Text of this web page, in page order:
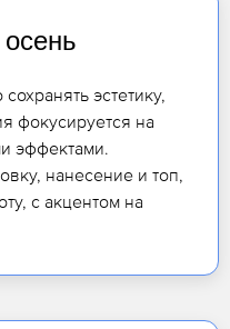
эстетику,
фокусируется на
эффектами.
нанесение и топ,
с акцентом на